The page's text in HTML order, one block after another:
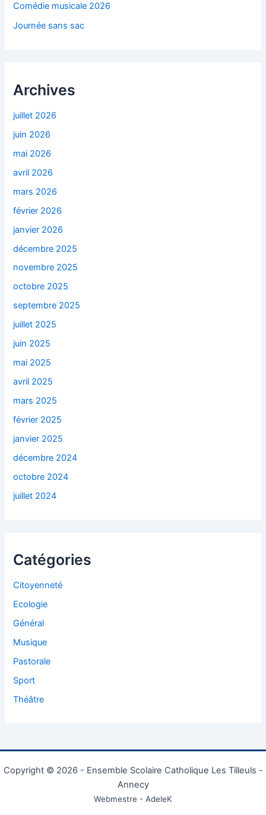
Comédie musicale 2026
Journée sans sac
Archives
juillet 2026
juin 2026
mai 2026
avril 2026
mars 2026
février 2026
janvier 2026
décembre 2025
novembre 2025
octobre 2025
septembre 2025
juillet 2025
juin 2025
mai 2025
avril 2025
mars 2025
février 2025
janvier 2025
décembre 2024
octobre 2024
juillet 2024
Catégories
Citoyenneté
Ecologie
Général
Musique
Pastorale
Sport
Théâtre
Copyright © 2026 - Ensemble Scolaire Catholique Les Tilleuls -
Annecy
Webmestre - AdeleK